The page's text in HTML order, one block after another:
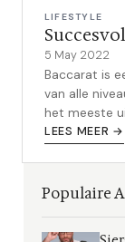
LIFESTYLE
5 May 2022
Baccarat is
van alle
het meeste
winnaar uit
LEES MEER →
Populaire